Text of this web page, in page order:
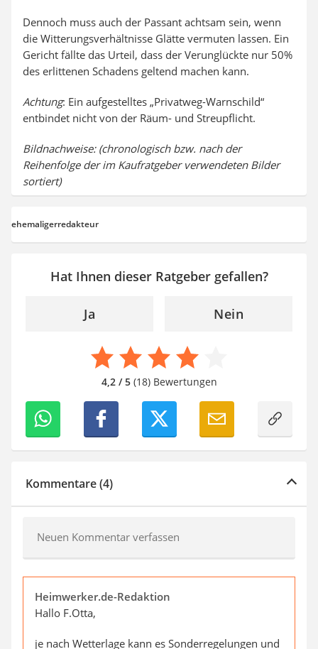
Dennoch muss auch der Passant achtsam sein, wenn
die Witterungsverhältnisse Glätte vermuten lassen. Ein
Gericht fällte das Urteil, dass der Verunglückte nur 50%
des erlittenen Schadens geltend machen kann.
Achtung: Ein aufgestelltes „Privatweg-Warnschild“
entbindet nicht von der Räum- und Streupflicht.
Bildnachweise: (chronologisch bzw. nach der
Reihenfolge der im Kaufratgeber verwendeten Bilder
sortiert)
ehemaligerredakteur
Hat Ihnen dieser Ratgeber gefallen?
Ja Nein
4,2 / 5(18) Bewertungen
Kommentare (4)
Neuen Kommentar verfassen
Heimwerker.de-Redaktion
Hallo F.Otta,
je nach Wetterlage kann es Sonderregelungen und